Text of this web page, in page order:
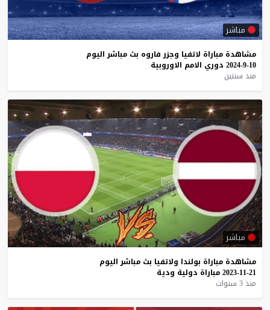
مباشر
مشاهدة مباراة لاتفيا وجزر فاروه بث مباشر اليوم
10-9-2024
دوري الامم الاوروبية
منذ سنتين
مباشر
مشاهدة مباراة بولندا ولاتفيا بث مباشر اليوم
21-11-2023
مباراة دولية ودية
منذ 3 سنوات